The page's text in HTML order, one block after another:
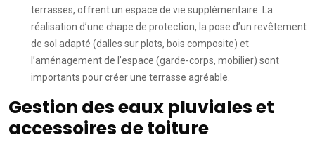
terrasses, offrent un espace de vie supplémentaire. La
réalisation d’une chape de protection, la pose d’un revêtement
de sol adapté (dalles sur plots, bois composite) et
l’aménagement de l’espace (garde-corps, mobilier) sont
importants pour créer une terrasse agréable.
Gestion des eaux pluviales et
accessoires de toiture